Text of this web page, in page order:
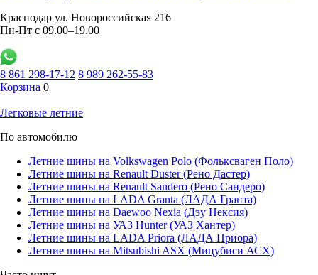
Краснодар ул. Новороссийская 216
Пн-Пт с 09.00–19.00
8 861 298-17-12 8 989 262-55-83
Корзина 0
Легковые летние
По автомобилю
Летние шины на Volkswagen Polo (Фольксваген Поло)
Летние шины на Renault Duster (Рено Дастер)
Летние шины на Renault Sandero (Рено Сандеро)
Летние шины на LADA Granta (ЛАДА Гранта)
Летние шины на Daewoo Nexia (Дэу Нексия)
Летние шины на УАЗ Hunter (УАЗ Хантер)
Летние шины на LADA Priora (ЛАДА Приора)
Летние шины на Mitsubishi ASX (Мицубиси АСХ)